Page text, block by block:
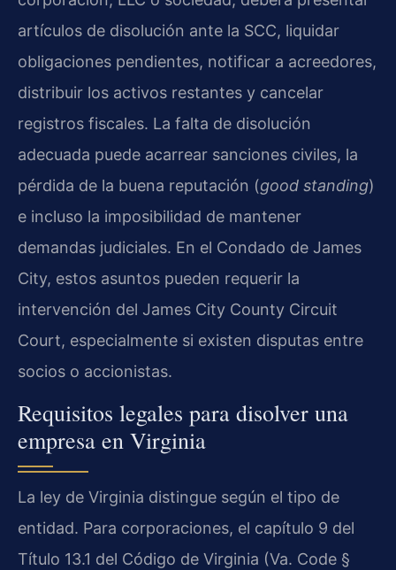
artículos de disolución ante la SCC, liquidar
obligaciones pendientes, notificar a acreedores,
distribuir los activos restantes y cancelar
registros fiscales. La falta de disolución
adecuada puede acarrear sanciones civiles, la
pérdida de la buena reputación (good standing)
e incluso la imposibilidad de mantener
demandas judiciales. En el Condado de James
City, estos asuntos pueden requerir la
intervención del James City County Circuit
Court, especialmente si existen disputas entre
socios o accionistas.
Requisitos legales para disolver una
empresa en Virginia
La ley de Virginia distingue según el tipo de
entidad. Para corporaciones, el capítulo 9 del
Título 13.1 del Código de Virginia (Va. Code §